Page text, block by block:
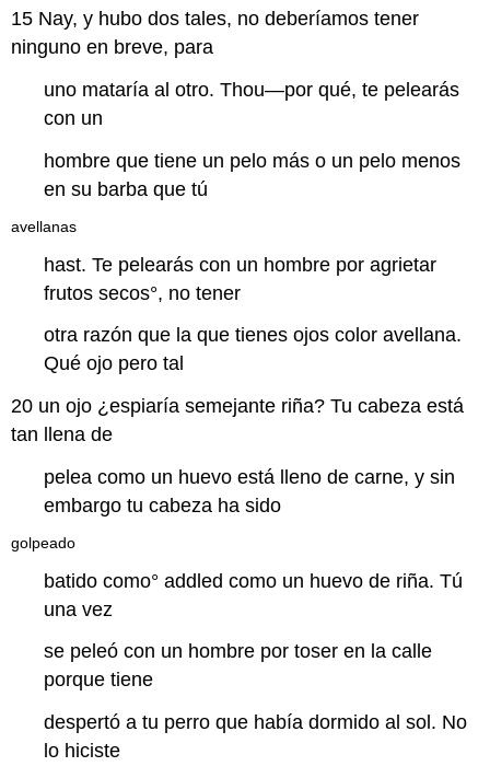
15 Nay, y hubo dos tales, no deberíamos tener
ninguno en breve, para
uno mataría al otro. Thou—por qué, te pelearás
con un
hombre que tiene un pelo más o un pelo menos
en su barba que tú
avellanas
hast. Te pelearás con un hombre por agrietar
frutos secos°, no tener
otra razón que la que tienes ojos color avellana.
Qué ojo pero tal
20 un ojo ¿espiaría semejante riña? Tu cabeza está
tan llena de
pelea como un huevo está lleno de carne, y sin
embargo tu cabeza ha sido
golpeado
batido como°addled como un huevo de riña. Tú
una vez
se peleó con un hombre por toser en la calle
porque tiene
despertó a tu perro que había dormido al sol. No
lo hiciste